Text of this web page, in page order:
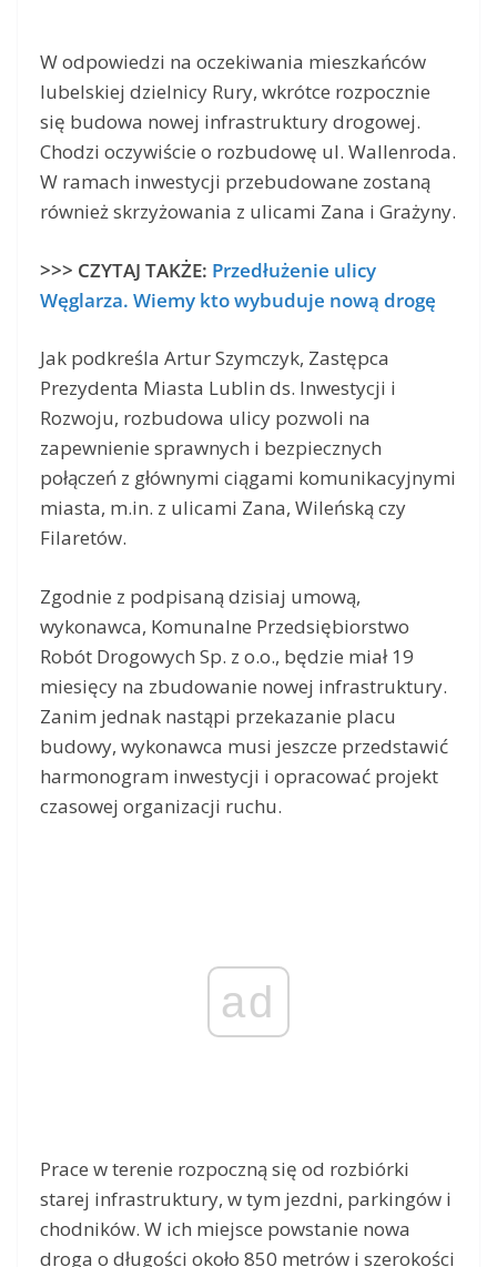
W odpowiedzi na oczekiwania mieszkańców
lubelskiej dzielnicy Rury, wkrótce rozpocznie
się budowa nowej infrastruktury drogowej.
Chodzi oczywiście o rozbudowę ul. Wallenroda.
W ramach inwestycji przebudowane zostaną
również skrzyżowania z ulicami Zana i Grażyny.
>>> CZYTAJ TAKŻE: Przedłużenie ulicy
Węglarza. Wiemy kto wybuduje nową drogę
Jak podkreśla Artur Szymczyk, Zastępca
Prezydenta Miasta Lublin ds. Inwestycji i
Rozwoju, rozbudowa ulicy pozwoli na
zapewnienie sprawnych i bezpiecznych
połączeń z głównymi ciągami komunikacyjnymi
miasta, m.in. z ulicami Zana, Wileńską czy
Filaretów.
Zgodnie z podpisaną dzisiaj umową,
wykonawca, Komunalne Przedsiębiorstwo
Robót Drogowych Sp. z o.o., będzie miał 19
miesięcy na zbudowanie nowej infrastruktury.
Zanim jednak nastąpi przekazanie placu
budowy, wykonawca musi jeszcze przedstawić
harmonogram inwestycji i opracować projekt
czasowej organizacji ruchu.
ad
Prace w terenie rozpoczną się od rozbiórki
starej infrastruktury, w tym jezdni, parkingów i
chodników. W ich miejsce powstanie nowa
droga o długości około 850 metrów i szerokości